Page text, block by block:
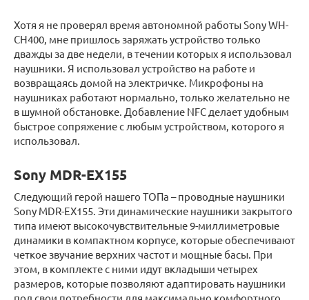
Хотя я не проверял время автономной работы Sony WH-
CH400, мне пришлось заряжать устройство только
дважды за две недели, в течении которых я использовал
наушники. Я использовал устройство на работе и
возвращаясь домой на электричке. Микрофоны на
наушниках работают нормально, только желательно не
в шумной обстановке. Добавление NFC делает удобным
быстрое сопряжение с любым устройством, которого я
использовал.
Sony MDR-EX155
Следующий герой нашего ТОПа – проводные наушники
Sony MDR-EX155. Эти динамические наушники закрытого
типа имеют высокочувствительные 9-миллиметровые
динамики в компактном корпусе, которые обеспечивают
четкое звучание верхних частот и мощные басы. При
этом, в комплекте с ними идут вкладыши четырех
размеров, которые позволяют адаптировать наушники
под свои потребности для максимально комфортного